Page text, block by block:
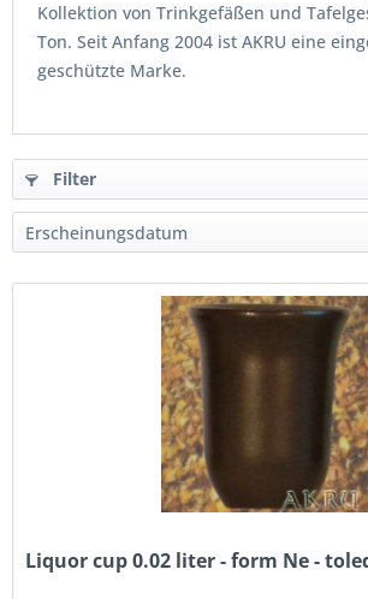
Kollektion von Trinkgefäßen und
Ton. Seit Anfang 2004 ist AKRU eine
geschützte Marke.
Filter
Liquor cup 0.02 liter - form Ne -